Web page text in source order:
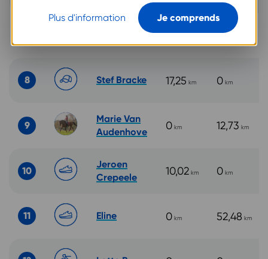
0 0
8 Stef Bracke 17,25 km 0 km
9
Marie Van
Audenhove
0 km 12,73 km
10
Jeroen
Crepeele
10,02 km 0 km
11 Eline 0 km 52,48 km
Plus d'information Je comprends